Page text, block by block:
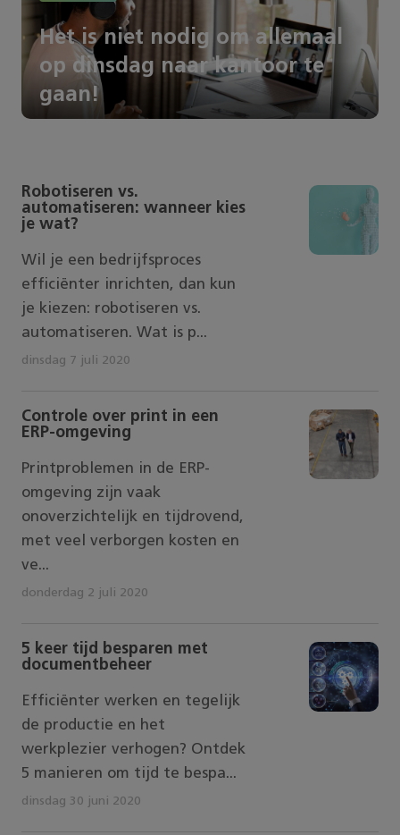
Het is niet nodig om allemaal
op dinsdag naar kantoor te
gaan!
Robotiseren vs.
automatiseren: wanneer kies
je wat?
Wil je een bedrijfsproces
efficiënter inrichten, dan kun
je kiezen: robotiseren vs.
automatiseren. Wat is p...
dinsdag 7 juli 2020
Controle over print in een
ERP-omgeving
Printproblemen in de ERP-
omgeving zijn vaak
onoverzichtelijk en tijdrovend,
met veel verborgen kosten en
ve...
donderdag 2 juli 2020
5 keer tijd besparen met
documentbeheer
Efficiënter werken en tegelijk
de productie en het
werkplezier verhogen? Ontdek
5 manieren om tijd te bespa...
dinsdag 30 juni 2020